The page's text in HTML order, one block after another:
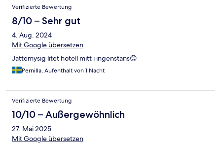
Verifizierte Bewertung
8/10 – Sehr gut
4. Aug. 2024
Mit Google übersetzen
Jättemysig litet hotell mitt i ingenstans😊
Pernilla, Aufenthalt von 1 Nacht
Verifizierte Bewertung
10/10 – Außergewöhnlich
27. Mai 2025
Mit Google übersetzen